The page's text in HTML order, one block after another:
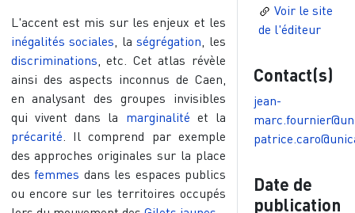
L'accent est mis sur les enjeux et les
inégalités sociales, laségrégation, les
discriminations, etc. Cet atlas révèle
ainsi des aspects inconnus de Caen,
en analysant des groupes invisibles
qui vivent dans la marginalité et la
précarité. Il comprend par exemple
des approches originales sur la place
desfemmes dans les espaces publics
ou encore sur les territoires occupés
Voir le site
de l'éditeur
Contact(s)
jean-
Date de
publication